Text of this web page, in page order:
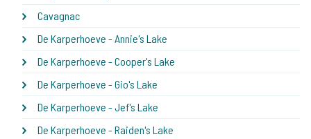
Cavagnac
De Karperhoeve - Annie's Lake
De Karperhoeve - Cooper's Lake
De Karperhoeve - Gio's Lake
De Karperhoeve - Jef's Lake
De Karperhoeve - Raiden's Lake